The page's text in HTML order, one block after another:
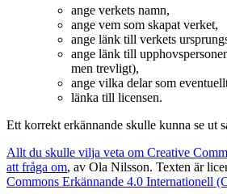
annat utställningar tillsammans med
upp det som hade gjorts i projektet där
inbjudna och barnen besökte
där och tittade på sång och
böckerna. Och sen så byggde ju mycket
såklart vidare på redan etablerade
och förskolor. Och det fanns också en
fanns också en tanke om att locka dit
jag också gjort följeforskning av
Staden där vi läser.” det drevs av
och en del av Kulturrådets satsning på
ange verkets namn,
ange vem som skapat verket,
ange länk till verkets
ange länk till
men trevligt),
ange vilka delar som
länka till licensen.
Ett korrekt erkännande skulle kunna se ut
Allt du skulle vilja veta om Creative
att fråga om, av Ola Nilsson. Texten är
Commons Erkännande 4.0 Internationell